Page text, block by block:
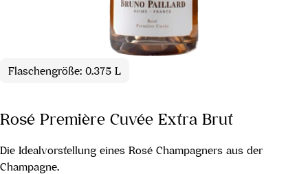
Flaschengröße: 0.375 L
Rosé Première Cuvée Extra Brut
Die Idealvorstellung eines Rosé Champagners aus der
Champagne.